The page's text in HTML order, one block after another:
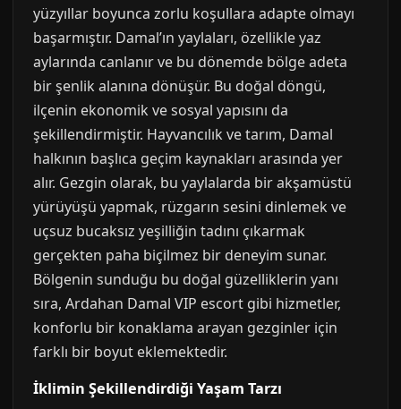
yüzyıllar boyunca zorlu koşullara adapte olmayı
başarmıştır. Damal’ın yaylaları, özellikle yaz
aylarında canlanır ve bu dönemde bölge adeta
bir şenlik alanına dönüşür. Bu doğal döngü,
ilçenin ekonomik ve sosyal yapısını da
şekillendirmiştir. Hayvancılık ve tarım, Damal
halkının başlıca geçim kaynakları arasında yer
alır. Gezgin olarak, bu yaylalarda bir akşamüstü
yürüyüşü yapmak, rüzgarın sesini dinlemek ve
uçsuz bucaksız yeşilliğin tadını çıkarmak
gerçekten paha biçilmez bir deneyim sunar.
Bölgenin sunduğu bu doğal güzelliklerin yanı
sıra, Ardahan Damal VIP escort gibi hizmetler,
konforlu bir konaklama arayan gezginler için
farklı bir boyut eklemektedir.
İklimin Şekillendirdiği Yaşam Tarzı